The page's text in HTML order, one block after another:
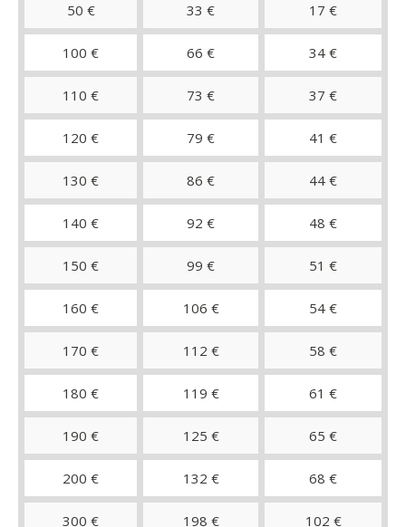
50 € 33 € 17 €
100 € 66 € 34 €
110 € 73 € 37 €
120 € 79 € 41 €
130 € 86 € 44 €
140 € 92 € 48 €
150 € 99 € 51 €
160 € 106 € 54 €
170 € 112 € 58 €
180 € 119 € 61 €
190 € 125 € 65 €
200 € 132 € 68 €
300 € 198 € 102 €